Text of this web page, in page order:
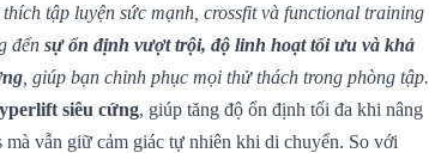
tập luyện sức mạnh, crossfit và functional training
đến sự ổn định vượt trội, độ linh hoạt tối ưu và khả
, giúp bạn chinh phục mọi thử thách trong phòng tập.
siêu cứng, giúp tăng độ ổn định tối đa khi nâng
mà vẫn giữ cảm giác tự nhiên khi di chuyển. So với